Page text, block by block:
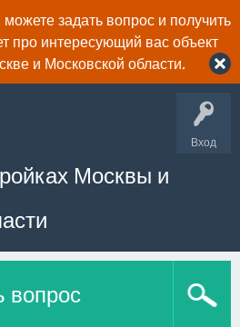
задать вопрос и получить
про интересующий вас объект
и Московской области.
Вход
Москвы и
вопрос